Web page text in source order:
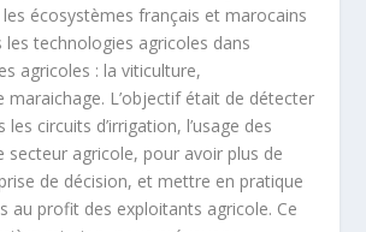
écosystèmes français et marocains
les technologies agricoles dans
agricoles : la viticulture,
maraichage. L’objectif était de détecter
les circuits d’irrigation, l’usage des
secteur agricole, pour avoir plus de
de décision, et mettre en pratique
au profit des exploitants agricole. Ce